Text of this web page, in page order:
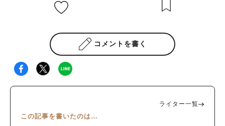
コメントを書く
ライター一覧
この記事を書いたのは…